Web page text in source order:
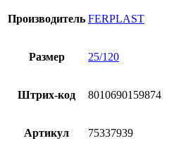
Производитель FERPLAST
Размер 25/120
Штрих-код 8010690159874
Артикул 75337939